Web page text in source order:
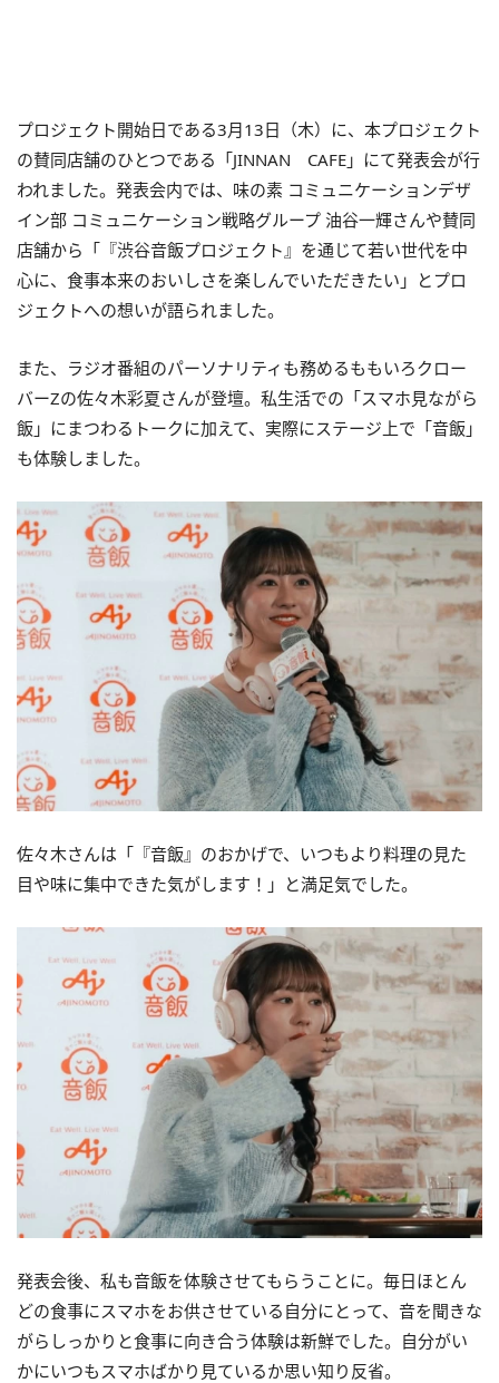
プロジェクト開始日である3月13日（木）に、本プロジェクト
の賛同店舗のひとつである「JINNAN CAFE」にて発表会が行
われました。発表会内では、味の素 コミュニケーションデザ
イン部 コミュニケーション戦略グループ 油谷一輝さんや賛同
店舗から「『渋谷音飯プロジェクト』を通じて若い世代を中
心に、食事本来のおいしさを楽しんでいただきたい」とプロ
ジェクトへの想いが語られました。
また、ラジオ番組のパーソナリティも務めるももいろクロー
バーZの佐々木彩夏さんが登壇。私生活での「スマホ見ながら
飯」にまつわるトークに加えて、実際にステージ上で「音飯」
も体験しました。
佐々木さんは「『音飯』のおかげで、いつもより料理の見た
目や味に集中できた気がします！」と満足気でした。
発表会後、私も音飯を体験させてもらうことに。毎日ほとん
どの食事にスマホをお供させている自分にとって、音を聞きな
がらしっかりと食事に向き合う体験は新鮮でした。自分がい
かにいつもスマホばかり見ているか思い知り反省。